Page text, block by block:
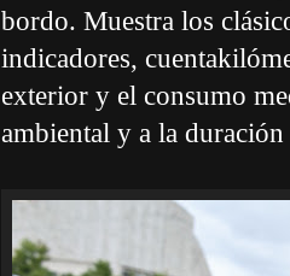
bordo. Muestra los
indicadores,
exterior y el consumo
ambiental y a la duración